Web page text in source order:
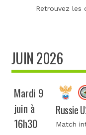
Retrouvez les
JUIN 2026
Mardi 9
juin à
16h30
Russie
Match